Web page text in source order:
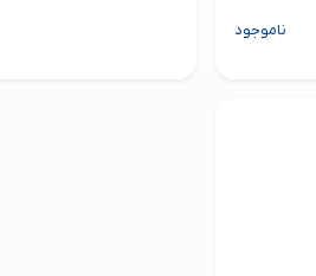
ناموجود